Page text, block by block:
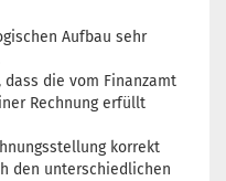
Aufbau sehr
die vom Finanzamt
Rechnung erfüllt
korrekt
den unterschiedlichen